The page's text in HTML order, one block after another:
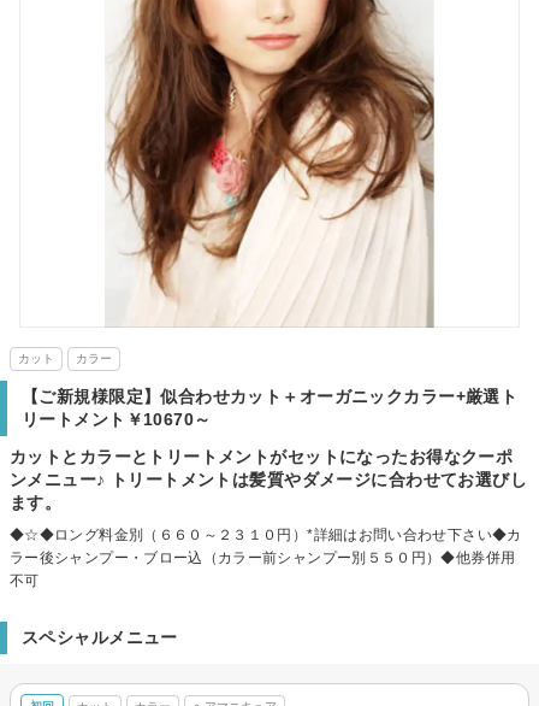
カット カラー
【ご新規様限定】似合わせカット＋オーガニックカラー+厳選ト
リートメント￥10670～
カットとカラーとトリートメントがセットになったお得なクーポ
ンメニュー♪ トリートメントは髪質やダメージに合わせてお選びし
ます。
◆☆◆ロング料金別（６６０～２３１０円）*詳細はお問い合わせ下さい◆カ
ラー後シャンプー・ブロー込（カラー前シャンプー別５５０円）◆他券併用
不可
スペシャルメニュー